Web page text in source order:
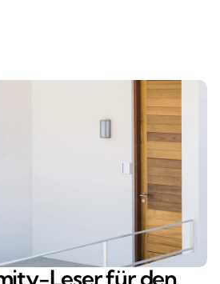
Leser für den